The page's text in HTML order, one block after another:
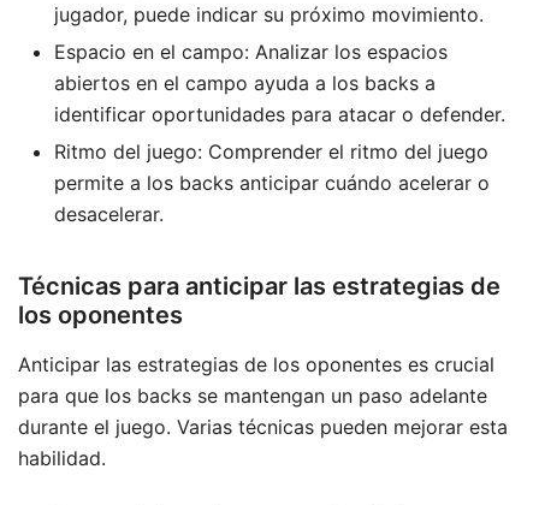
jugador, puede indicar su próximo movimiento.
Espacio en el campo: Analizar los espacios
abiertos en el campo ayuda a los backs a
identificar oportunidades para atacar o defender.
Ritmo del juego: Comprender el ritmo del juego
permite a los backs anticipar cuándo acelerar o
desacelerar.
Técnicas para anticipar las estrategias de
los oponentes
Anticipar las estrategias de los oponentes es crucial
para que los backs se mantengan un paso adelante
durante el juego. Varias técnicas pueden mejorar esta
habilidad.